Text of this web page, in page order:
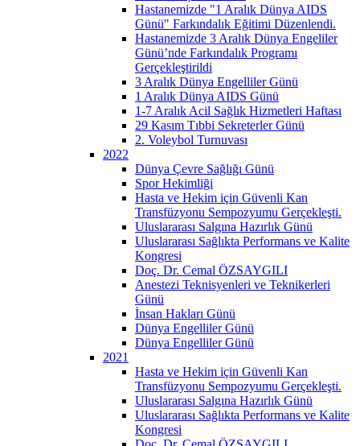
Hastanemizde "1 Aralık Dünya AIDS
Günü" Farkındalık Eğitimi Düzenlendi.
Hastanemizde 3 Aralık Dünya Engeliler
Günü’nde Farkındalık Programı
Gerçekleştirildi
3 Aralık Dünya Engelliler Günü
1 Aralık Dünya AIDS Günü
1-7 Aralık Acil Sağlık Hizmetleri Haftası
29 Kasım Tıbbi Sekreterler Günü
2. Voleybol Turnuvası
2022
Dünya Çevre Sağlığı Günü
Spor Hekimliği
Hasta ve Hekim için Güvenli Kan
Transfüzyonu Sempozyumu Gerçekleşti.
Uluslararası Salgına Hazırlık Günü
Uluslararası Sağlıkta Performans ve Kalite
Kongresi
Doç. Dr. Cemal ÖZSAYGILI
Anestezi Teknisyenleri ve Teknikerleri
Günü
İnsan Hakları Günü
Dünya Engelliler Günü
Dünya Engelliler Günü
2021
Hasta ve Hekim için Güvenli Kan
Transfüzyonu Sempozyumu Gerçekleşti.
Uluslararası Salgına Hazırlık Günü
Uluslararası Sağlıkta Performans ve Kalite
Kongresi